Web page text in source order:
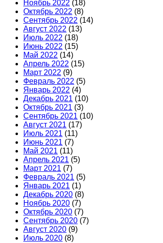
Ноябрь 2022 (18)
Октябрь 2022 (8)
Сентябрь 2022 (14)
Август 2022 (13)
Июль 2022 (18)
Июнь 2022 (15)
Май 2022 (14)
Апрель 2022 (15)
Март 2022 (9)
Февраль 2022 (5)
Январь 2022 (4)
Декабрь 2021 (10)
Октябрь 2021 (3)
Сентябрь 2021 (10)
Август 2021 (17)
Июль 2021 (11)
Июнь 2021 (7)
Май 2021 (11)
Апрель 2021 (5)
Март 2021 (7)
Февраль 2021 (5)
Январь 2021 (1)
Декабрь 2020 (8)
Ноябрь 2020 (7)
Октябрь 2020 (7)
Сентябрь 2020 (7)
Август 2020 (9)
Июль 2020 (8)